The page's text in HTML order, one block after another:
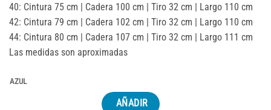
40: Cintura 75 cm | Cadera 100 cm | Tiro 32 cm | Largo 110 cm
42: Cintura 79 cm | Cadera 102 cm | Tiro 32 cm | Largo 110 cm
44: Cintura 80 cm | Cadera 107 cm | Tiro 32 cm | Largo 111 cm
Las medidas son aproximadas
AZUL
AÑADIR